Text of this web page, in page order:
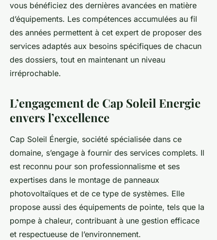
vous bénéficiez des dernières avancées en matière
d’équipements. Les compétences accumulées au fil
des années permettent à cet expert de proposer des
services adaptés aux besoins spécifiques de chacun
des dossiers, tout en maintenant un niveau
irréprochable.
L’engagement de Cap Soleil Energie
envers l’excellence
Cap Soleil Énergie, société spécialisée dans ce
domaine, s’engage à fournir des services complets. Il
est reconnu pour son professionnalisme et ses
expertises dans le montage de panneaux
photovoltaïques et de ce type de systèmes. Elle
propose aussi des équipements de pointe, tels que la
pompe à chaleur, contribuant à une gestion efficace
et respectueuse de l’environnement.